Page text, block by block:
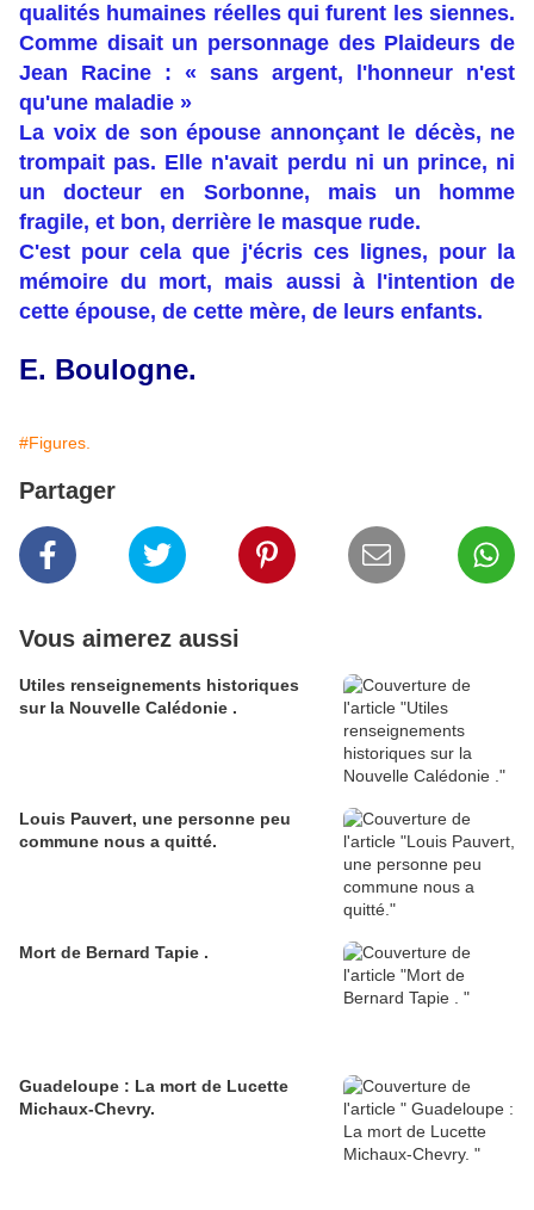
qualités humaines réelles qui furent les siennes.
Comme disait un personnage des Plaideurs de
Jean Racine : « sans argent, l'honneur n'est
qu'une maladie »
La voix de son épouse annonçant le décès, ne
trompait pas. Elle n'avait perdu ni un prince, ni
un docteur en Sorbonne, mais un homme
fragile, et bon, derrière le masque rude.
C'est pour cela que j'écris ces lignes, pour la
mémoire du mort, mais aussi à l'intention de
cette épouse, de cette mère, de leurs enfants.
E. Boulogne.
#Figures.
Partager
Vous aimerez aussi
Utiles renseignements historiques
sur la Nouvelle Calédonie .
Louis Pauvert, une personne peu
commune nous a quitté.
Mort de Bernard Tapie .
Guadeloupe : La mort de Lucette
Michaux-Chevry.